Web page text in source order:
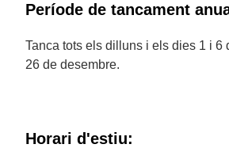
Període de tancament
Tanca tots els dilluns i els dies 1 i 6
26 de desembre.
Horari d'estiu: